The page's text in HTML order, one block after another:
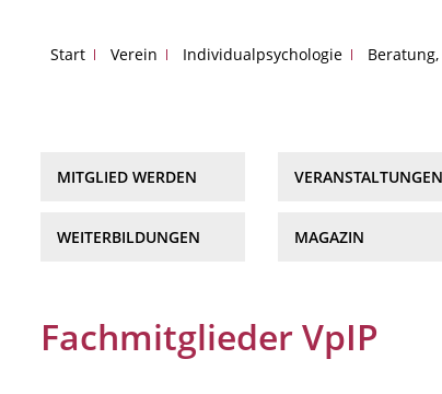
Start Verein Individualpsychologie
MITGLIED WERDEN
WEITERBILDUNGEN
VERANSTALTUNGEN
MAGAZIN
Fachmitglieder VpIP